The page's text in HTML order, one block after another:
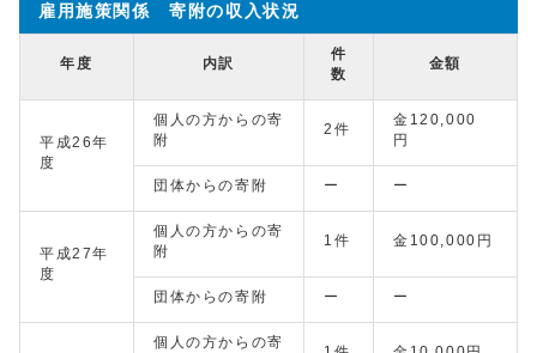
雇用施策関係 寄附の収入状況
年度 内訳
件
数
金額
平成26年
度
個人の方からの寄
附
2件
金120,000
円
団体からの寄附 ー ー
平成27年
度
個人の方からの寄
附
1件 金100,000円
団体からの寄附 ー ー
個人の方からの寄